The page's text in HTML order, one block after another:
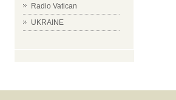
Radio Vatican
UKRAINE